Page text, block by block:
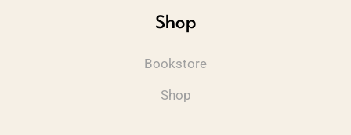
Shop
Bookstore
Shop